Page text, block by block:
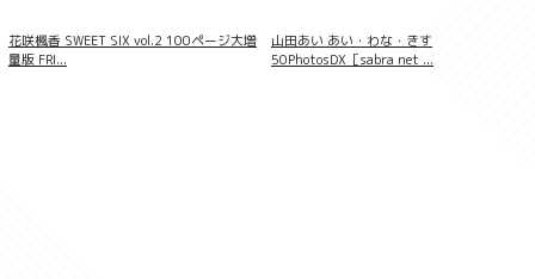
花咲楓香 SWEET SIX vol.2 100ページ大増
量版 FRI...
山田あい あい・わな・きす
50PhotosDX［sabra net ...